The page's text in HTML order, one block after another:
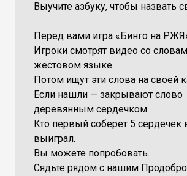
Выучите азбуку, чтобы назвать
Перед вами игра «Бинго на
Игроки смотрят видео со
жестовом языке.
Потом ищут эти слова на своей
Если нашли — закрывают слово
деревянным сердечком.
Кто первый соберет 5 сердечек
выиграл.
Вы можете попробовать.
Сядьте рядом с нашим